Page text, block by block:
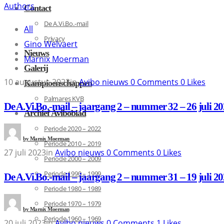
Contact
De A.Vi.Bo.-mail
Privacy
Nieuws
Galerij
Kampioenschappen
Palmares KVB
Archief Aviboblad
Periode 2020 – 2022
Periode 2010 – 2019
Periode 2000 – 2009
Periode 1990 – 1999
Periode 1980 – 1989
Periode 1970 – 1979
Periode 1960 – 1969
Authors
All
Gino Welvaert
Marnix Moerman
10 augustus 2023inAvibo nieuws 0 Comments 0 Likes
De A.Vi.Bo.-mail – jaargang 2 – nummer 32 – 26 juli
byMarnix Moerman
27 juli 2023in Avibo nieuws 0 Comments 0 Likes
De A.Vi.Bo.-mail – jaargang 2 – nummer 31 – 19 juli
byMarnix Moerman